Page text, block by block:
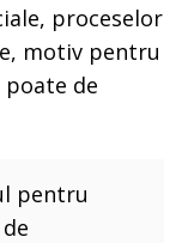
proceselor
motiv pentru
poate de
pentru